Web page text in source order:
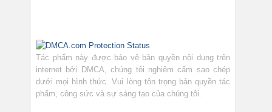
Tác phẩm này được bảo vệ bản quyền nội dung trên
internet bởi DMCA, chúng tôi nghiêm cấm sao chép
dưới mọi hình thức. Vui lòng tôn trọng bản quyền tác
phẩm, công sức và sự sáng tạo của chúng tôi.